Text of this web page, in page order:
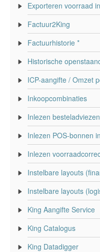
Exporteren voorraad
Factuur2King
Factuurhistorie *
Historische
ICP-aangifte / Omzet
Inkoopcombinaties
Inlezen
Inlezen POS-bonnen
Inlezen
Instelbare layouts
Instelbare layouts
King Aangifte Service
King Catalogus
King Datadigger